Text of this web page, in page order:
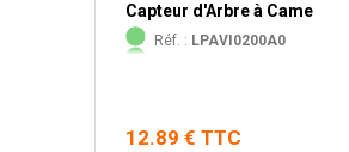
Capteur d'Arbre à Came
Réf. : LPAVI0200A0
12.89 € TTC